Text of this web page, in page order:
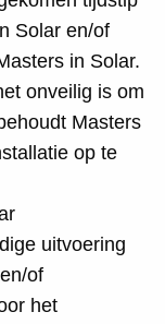
Solar en/of
in Solar.
onveilig is om
Masters
op te
uitvoering
of
het